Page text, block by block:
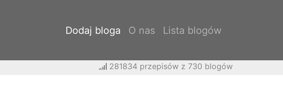
Dodaj bloga O nas Lista blogów
281834 przepisów z 730 blogów